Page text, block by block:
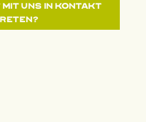
uns in Kontakt